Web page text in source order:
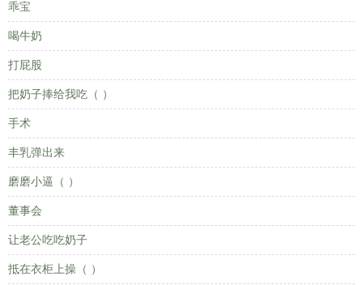
乖宝
喝牛奶
打屁股
把奶子捧给我吃（ ）
手术
丰乳弹出来
磨磨小逼（ ）
董事会
让老公吃吃奶子
抵在衣柜上操（ ）